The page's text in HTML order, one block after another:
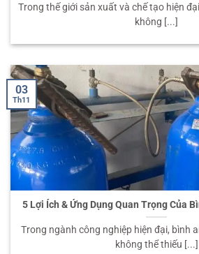
Trong thế giới sản xuất và chế tạo hiện
không [...]
5 Lợi Ích & Ứng Dụng Quan Trọng Của
Trong ngành công nghiệp hiện đại, bình
không thể thiếu [...]
03
Th11